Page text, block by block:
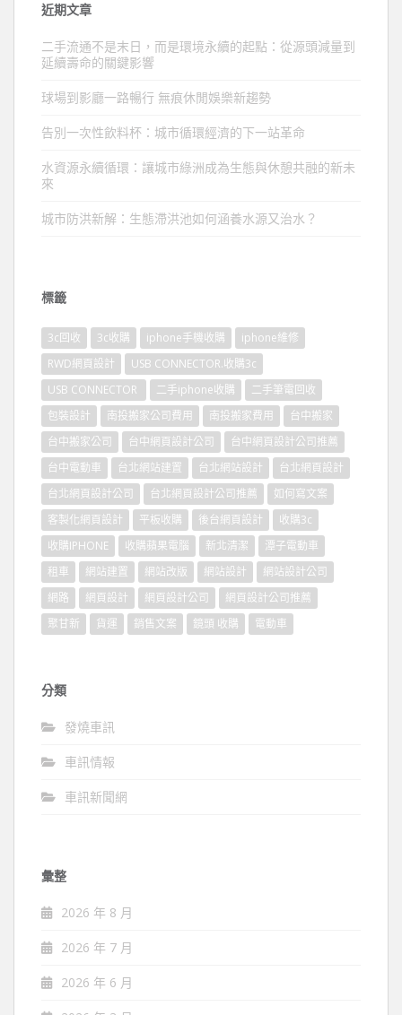
近期文章
二手流通不是末日，而是環境永續的起點：從源頭減量到
延續壽命的關鍵影響
球場到影廳一路暢行 無痕休閒娛樂新趨勢
告別一次性飲料杯：城市循環經濟的下一站革命
水資源永續循環：讓城市綠洲成為生態與休憩共融的新未
來
城市防洪新解：生態滯洪池如何涵養水源又治水？
標籤
3c回收 3c收購 iphone手機收購
iphone維修
RWD網頁設計
USB CONNECTOR.收購3c
USB CONNECTOR
二手iphone收購
二手筆電回收
包裝設計
南投搬家公司費用 南投搬家費用
台中搬家
台中搬家公司
台中網頁設計公司
台中網頁設計公司推薦
台中電動車
台北網站建置 台北網站設計
台北網頁設計
台北網頁設計公司
台北網頁設計公司推薦
如何寫文案
客製化網頁設計
平板收購 後台網頁設計
收購3c
收購IPHONE
收購蘋果電腦 新北清潔
潭子電動車
租車
網站建置 網站改版 網站設計
網站設計公司
網路
網頁設計 網頁設計公司
網頁設計公司推薦
聚甘新
貨運 銷售文案 鏡頭 收購 電動車
分類
發燒車訊
車訊情報
車訊新聞網
彙整
2026 年 8 月
2026 年 7 月
2026 年 6 月